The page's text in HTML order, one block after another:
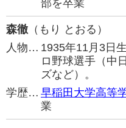
部を卒業
森徹 （もり とおる）
人物… 1935年11月3日
ロ野球選手（中
ズなど）。
学歴… 早稲田大学高等
業